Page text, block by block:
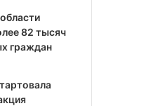
82 тысяч
граждан